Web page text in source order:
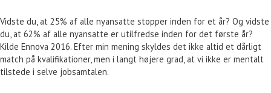
Vidste du, at 25% af alle nyansatte stopper inden for et år? Og vidste
du, at 62% af alle nyansatte er utilfredse inden for det første år?
Kilde Ennova 2016. Efter min mening skyldes det ikke altid et dårligt
match på kvalifikationer, men i langt højere grad, at vi ikke er mentalt
tilstede i selve jobsamtalen.